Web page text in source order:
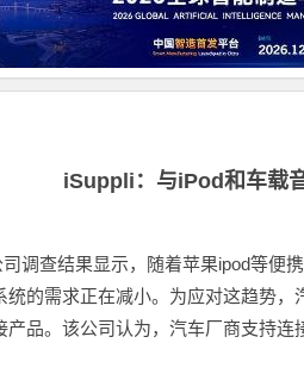
iSuppli：与iPod和车载
调查结果显示，随着苹果ipod等便
统的需求正在减小。为应对这趋势
产品。该公司认为，汽车厂商支持